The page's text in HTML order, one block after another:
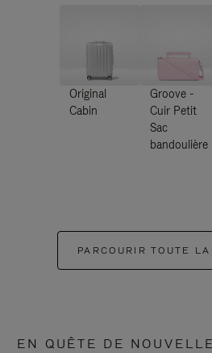
Original
Cabin
Groove -
Cuir Petit
Sac
bandoulière
PARCOURIR TOUTE
EN QUÊTE DE